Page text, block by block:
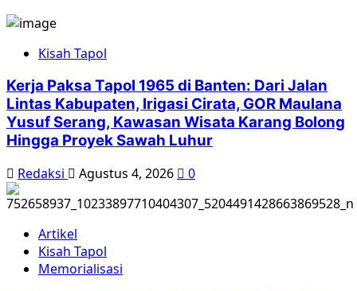
Kisah Tapol
Kerja Paksa Tapol 1965 di Banten: Dari Jalan
Lintas Kabupaten, Irigasi Cirata, GOR Maulana
Yusuf Serang, Kawasan Wisata Karang Bolong
Hingga Proyek Sawah Luhur
Redaksi Agustus 4, 2026 0
Artikel
Kisah Tapol
Memorialisasi